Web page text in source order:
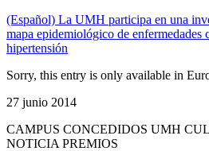
(Español) La UMH participa en una
mapa epidemiológico de enfermedades
hipertensión
Sorry, this entry is only available in
27 junio 2014
CAMPUS CONCEDIDOS UMH
NOTICIA PREMIOS